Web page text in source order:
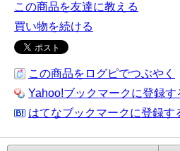
この商品を友達に教える
買い物を続ける
この商品をログピでつぶやく
Yahoo!ブックマークに登録す
はてなブックマークに登録す